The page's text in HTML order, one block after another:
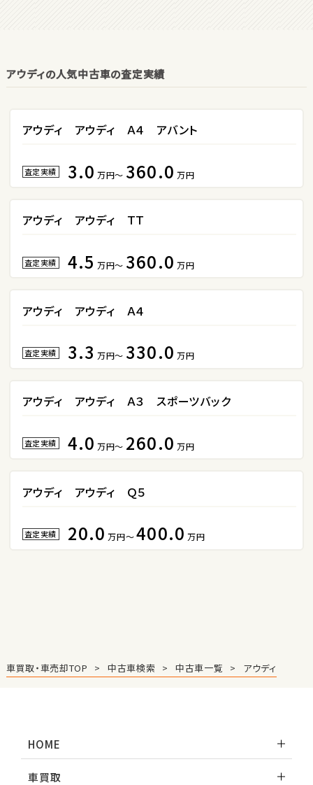
3位
S660
ステーションワゴン
2
レガシィツーリングワゴン
3
カローラフィールダー
ミニバン・1ＢＯＸ
1 位
アルファード
ヴォクシー
アウディの人気中古車の査定実績
アウディ アウディ Ａ４ アバント
査定実績 3.0 万円～ 360.0 万円
アウディ アウディ ＴＴ
査定実績 4.5 万円～ 360.0 万円
アウディ アウディ Ａ４
査定実績 3.3 万円～ 330.0 万円
アウディ アウディ Ａ３ スポーツバック
査定実績 4.0 万円～ 260.0 万円
アウディ アウディ Ｑ５
査定実績 20.0 万円～400.0 万円
車買取・車売却TOP 中古車検索 中古車一覧 アウディ
HOME
車買取